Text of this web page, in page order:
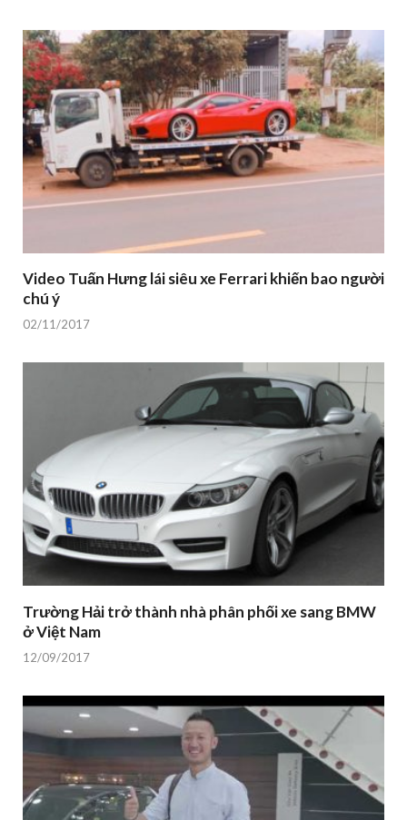
Video Tuấn Hưng lái siêu xe Ferrari khiến bao người
chú ý
02/11/2017
Trường Hải trở thành nhà phân phối xe sang BMW
ở Việt Nam
12/09/2017